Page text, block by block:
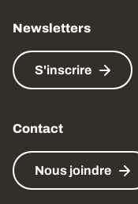
Newsletters
S'inscrire
Contact
Nous joindre